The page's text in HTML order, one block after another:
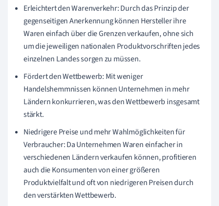
Erleichtert den Warenverkehr: Durch das Prinzip der
gegenseitigen Anerkennung können Hersteller ihre
Waren einfach über die Grenzen verkaufen, ohne sich
um die jeweiligen nationalen Produktvorschriften jedes
einzelnen Landes sorgen zu müssen.
Fördert den Wettbewerb: Mit weniger
Handelshemmnissen können Unternehmen in mehr
Ländern konkurrieren, was den Wettbewerb insgesamt
stärkt.
Niedrigere Preise und mehr Wahlmöglichkeiten für
Verbraucher: Da Unternehmen Waren einfacher in
verschiedenen Ländern verkaufen können, profitieren
auch die Konsumenten von einer größeren
Produktvielfalt und oft von niedrigeren Preisen durch
den verstärkten Wettbewerb.